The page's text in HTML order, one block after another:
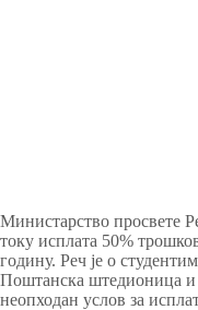
Министарство просвете
току исплата 50%
годину. Реч је о
Поштанска штедионица и
неопходан услов за